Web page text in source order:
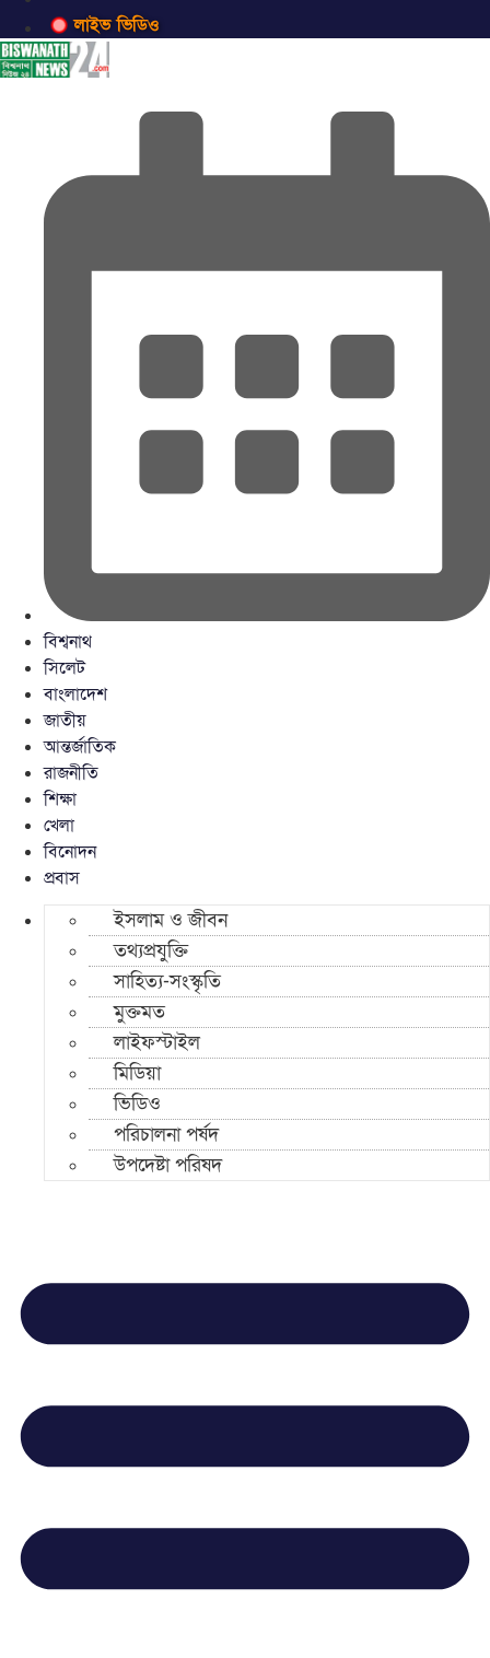
লাইভ ভিডিও
বিশ্বনাথ
সিলেট
বাংলাদেশ
জাতীয়
আন্তর্জাতিক
রাজনীতি
শিক্ষা
খেলা
বিনোদন
প্রবাস
ইসলাম ও জীবন
তথ্যপ্রযুক্তি
সাহিত্য-সংস্কৃতি
মুক্তমত
লাইফস্টাইল
মিডিয়া
ভিডিও
পরিচালনা পর্ষদ
উপদেষ্টা পরিষদ